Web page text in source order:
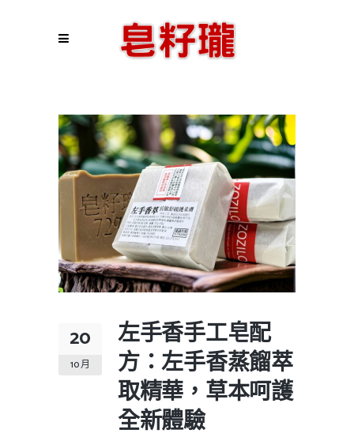
20
10 月
左手香手工皂配
方：左手香蒸餾萃
取精華，草本呵護
全新體驗